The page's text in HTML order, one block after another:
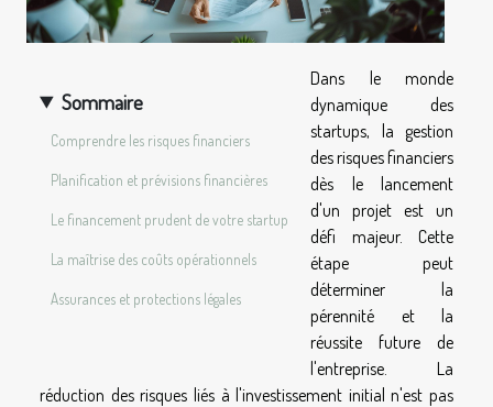
Sommaire
Comprendre les risques financiers
Planification et prévisions financières
Le financement prudent de votre startup
La maîtrise des coûts opérationnels
Assurances et protections légales
Dans le monde
dynamique des
startups, la gestion
des risques financiers
dès le lancement
d'un projet est un
défi majeur. Cette
étape peut
déterminer la
pérennité et la
réussite future de
l'entreprise. La
réduction des risques liés à l'investissement initial n'est pas